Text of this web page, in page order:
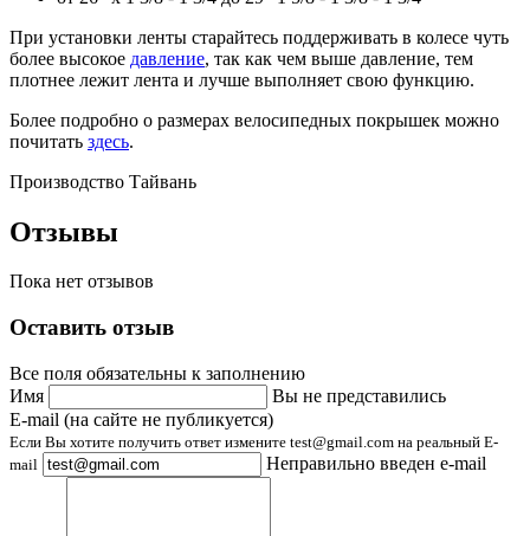
При установки ленты старайтесь поддерживать в колесе чуть
более высокое давление, так как чем выше давление, тем
плотнее лежит лента и лучше выполняет свою функцию.
Более подробно о размерах велосипедных покрышек можно
почитать здесь.
Производство Тайвань
Отзывы
Пока нет отзывов
Оставить отзыв
Все поля обязательны к заполнению
Имя
Вы не представились
E-mail (на сайте не публикуется)
Если Вы хотите получить ответ измените test@gmail.com на реальный E-
mail
Неправильно введен e-mail